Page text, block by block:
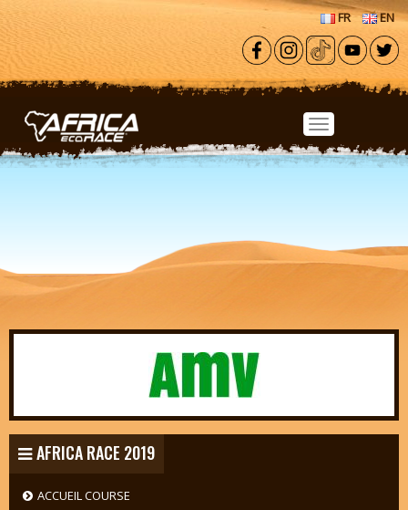
Aller au contenu principal
FR EN
AFRICA RACE 2019
ACCUEIL COURSE